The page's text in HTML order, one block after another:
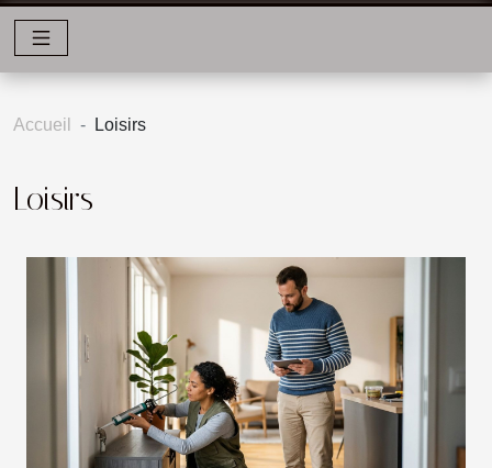
Accueil Loisirs
Loisirs